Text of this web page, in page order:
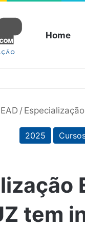
Home
EAD /
2025
tem